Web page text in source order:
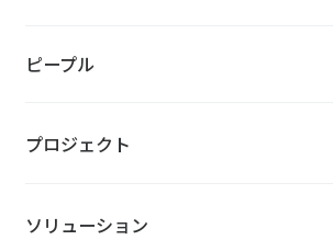
ピープル
プロジェクト
ソリューション